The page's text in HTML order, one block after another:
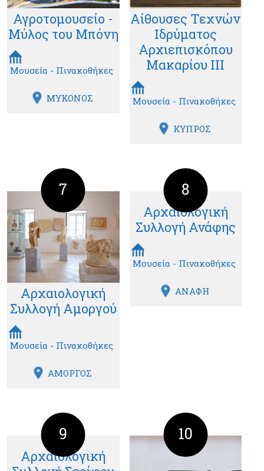
Αγροτομουσείο -
Μύλος του Μπόνη
Μουσεία - Πινακοθήκες
ΜΥΚΟΝΟΣ
Αίθουσες Τεχνών
Ιδρύματος
Αρχιεπισκόπου
Μακαρίου ΙΙΙ
Μουσεία - Πινακοθήκες
ΚΥΠΡΟΣ
7
Αρχαιολογική
Συλλογή Αμοργού
Μουσεία - Πινακοθήκες
ΑΜΟΡΓΟΣ
8
Αρχαιολογική
Συλλογή Ανάφης
Μουσεία - Πινακοθήκες
ΑΝΑΦΗ
9
Αρχαιολογική
10